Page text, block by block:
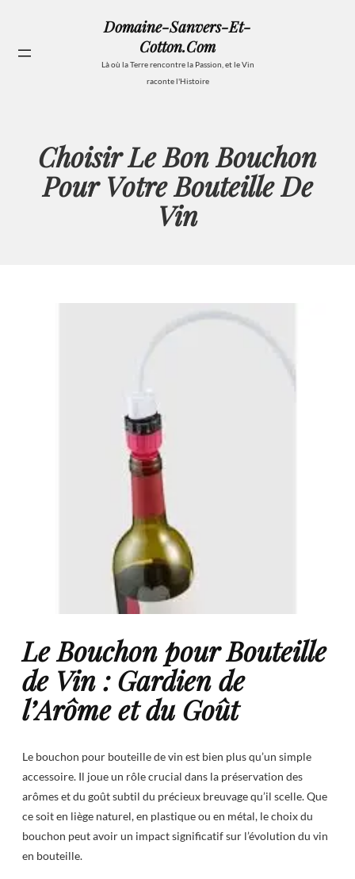
contenu
Domaine-Sanvers-Et-
Cotton.com
Là où la Terre rencontre la Passion, et le Vin
raconte l'Histoire
Choisir Le Bon Bouchon
Pour Votre Bouteille De
Vin
Le Bouchon pour Bouteille
de Vin : Gardien de
l’Arôme et du Goût
Le bouchon pour bouteille de vin est bien plus qu’un simple
accessoire. Il joue un rôle crucial dans la préservation des
arômes et du goût subtil du précieux breuvage qu’il scelle. Que
ce soit en liège naturel, en plastique ou en métal, le choix du
bouchon peut avoir un impact significatif sur l’évolution du vin
en bouteille.